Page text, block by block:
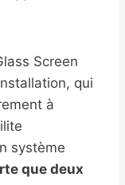
Screen
qui
à
système
que deux